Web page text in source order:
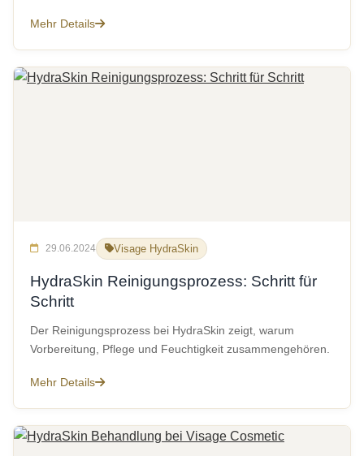
Mehr Details
29.06.2024 Visage HydraSkin
HydraSkin Reinigungsprozess: Schritt für
Schritt
Der Reinigungsprozess bei HydraSkin zeigt, warum
Vorbereitung, Pflege und Feuchtigkeit zusammengehören.
Mehr Details